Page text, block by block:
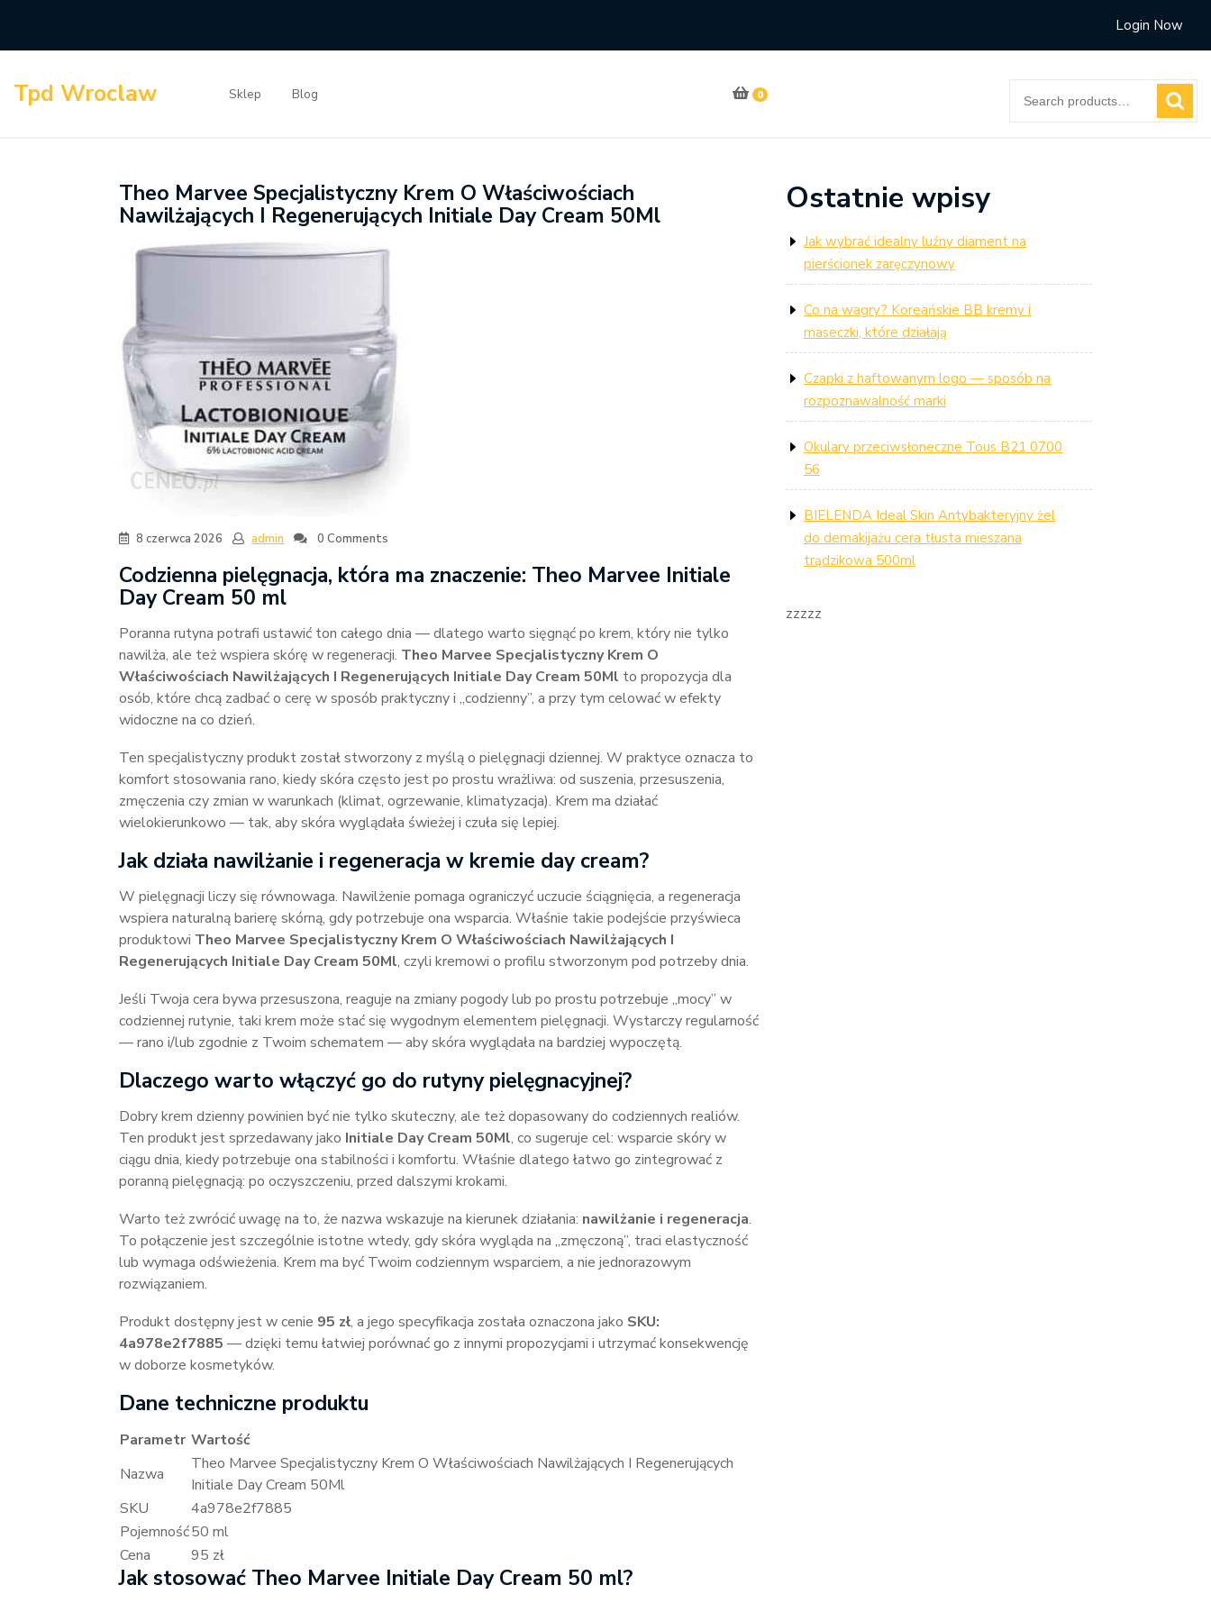
content
Login Now
Tpd Wroclaw Sklep Blog 0
for:
Theo Marvee Specjalistyczny Krem O Właściwościach
Nawilżających I Regenerujących Initiale Day Cream 50Ml
8 czerwca 2026 admin 0 Comments
Codzienna pielęgnacja, która ma znaczenie: Theo Marvee Initiale
Day Cream 50 ml
Poranna rutyna potrafi ustawić ton całego dnia — dlatego warto sięgnąć po krem, który nie tylko
nawilża, ale też wspiera skórę w regeneracji. Theo Marvee Specjalistyczny Krem O
Właściwościach Nawilżających I Regenerujących Initiale Day Cream 50Ml to propozycja dla
osób, które chcą zadbać o cerę w sposób praktyczny i „codzienny”, a przy tym celować w efekty
widoczne na co dzień.
Ten specjalistyczny produkt został stworzony z myślą o pielęgnacji dziennej. W praktyce oznacza to
komfort stosowania rano, kiedy skóra często jest po prostu wrażliwa: od suszenia, przesuszenia,
zmęczenia czy zmian w warunkach (klimat, ogrzewanie, klimatyzacja). Krem ma działać
wielokierunkowo — tak, aby skóra wyglądała świeżej i czuła się lepiej.
Jak działa nawilżanie i regeneracja w kremie day cream?
W pielęgnacji liczy się równowaga. Nawilżenie pomaga ograniczyć uczucie ściągnięcia, a regeneracja
wspiera naturalną barierę skórną, gdy potrzebuje ona wsparcia. Właśnie takie podejście przyświeca
produktowi Theo Marvee Specjalistyczny Krem O Właściwościach Nawilżających I
Regenerujących Initiale Day Cream 50Ml, czyli kremowi o profilu stworzonym pod potrzeby dnia.
Jeśli Twoja cera bywa przesuszona, reaguje na zmiany pogody lub po prostu potrzebuje „mocy” w
codziennej rutynie, taki krem może stać się wygodnym elementem pielęgnacji. Wystarczy regularność
— rano i/lub zgodnie z Twoim schematem — aby skóra wyglądała na bardziej wypoczętą.
Dlaczego warto włączyć go do rutyny pielęgnacyjnej?
Dobry krem dzienny powinien być nie tylko skuteczny, ale też dopasowany do codziennych realiów.
Ten produkt jest sprzedawany jako Initiale Day Cream 50Ml, co sugeruje cel: wsparcie skóry w
ciągu dnia, kiedy potrzebuje ona stabilności i komfortu. Właśnie dlatego łatwo go zintegrować z
poranną pielęgnacją: po oczyszczeniu, przed dalszymi krokami.
Warto też zwrócić uwagę na to, że nazwa wskazuje na kierunek działania: nawilżanie i regeneracja.
To połączenie jest szczególnie istotne wtedy, gdy skóra wygląda na „zmęczoną”, traci elastyczność
lub wymaga odświeżenia. Krem ma być Twoim codziennym wsparciem, a nie jednorazowym
rozwiązaniem.
Produkt dostępny jest w cenie 95 zł, a jego specyfikacja została oznaczona jako SKU:
4a978e2f7885 — dzięki temu łatwiej porównać go z innymi propozycjami i utrzymać konsekwencję
w doborze kosmetyków.
Dane techniczne produktu
Parametr Wartość
Nazwa
Theo Marvee Specjalistyczny Krem O Właściwościach Nawilżających I Regenerujących
Initiale Day Cream 50Ml
SKU
4a978e2f7885
Pojemność50 ml
Cena
95 zł
Jak stosować Theo Marvee Initiale Day Cream 50 ml?
Ostatnie wpisy
Jak wybrać idealny luźny diament na
pierścionek zaręczynowy
Co na wagry? Koreańskie BB kremy i
maseczki, które działają
Czapki z haftowanym logo — sposób na
rozpoznawalność marki
Okulary przeciwsłoneczne Tous B21 0700
56
BIELENDA Ideal Skin Antybakteryjny żel
do demakijażu cera tłusta mieszana
trądzikowa 500ml
zzzzz